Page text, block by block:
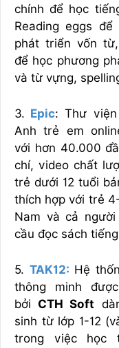
chính để học
Reading eggs
phát triển vốn từ,
để học phương
và từ vựng,
3. Epic: Thư
Anh trẻ em
với hơn 40.000
chí, video chất
trẻ dưới 12 tuổi
thích hợp với trẻ
Nam và cả
cầu đọc sách
5. TAK12: Hệ
thông minh
bởiCTH Soft
sinh từ lớp 1-12
trong việc học